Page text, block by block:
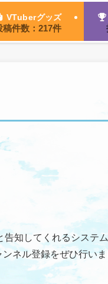
VTuberグッズ
稿件数：217件
知してくれるシステム
ネル登録をぜひ行いま